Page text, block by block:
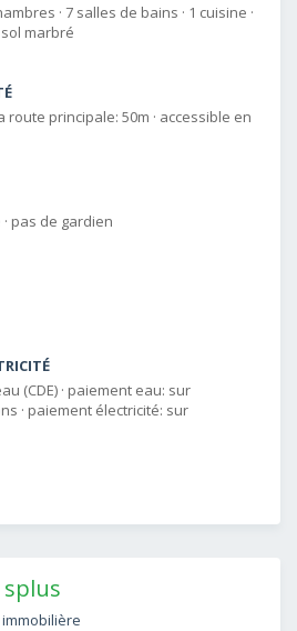
· 7 salles de bains · 1 cuisine ·
sol marbré
route principale: 50m · accessible en
· pas de gardien
(CDE) · paiement eau: sur
· paiement électricité: sur